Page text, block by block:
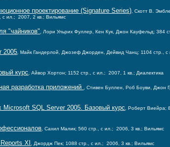
проектирование (Signature Series) , Скотт В.
ил.; 2007, 2 кв.; Вильямс
"чайников"
, Лори Ульрих Фуллер, Кен Кук, Джон Кауфельд; 384
2005 , Майк Гандерлой, Джозеф Джорден, Дейвид Чанц; 1104 стр., с
курс , Айвор Хортон; 1152 стр., с ил.; 2007, 1 кв.; Диалектика
разработка приложений
, Стивен Буллен, Роб Боуви, Джон
Microsoft SQL Server 2005. Базовый курс
, Роберт Виейра;
, Сахил Малик; 560 стр., с ил.; 2006, 3 кв.; Вильямс
XI , Джордж Пек; 1088 стр., с ил.; 2006, 3 кв.; Вильямс